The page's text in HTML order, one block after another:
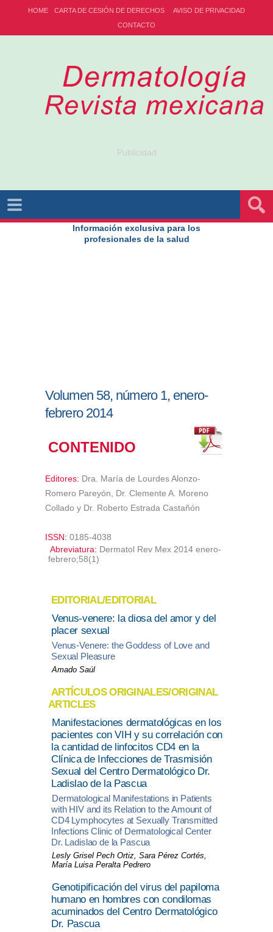
HOME CARTA DE CESIÓN DE DERECHOS
AVISO DE PRIVACIDAD
CONTACTO
Publicidad
Información exclusiva para los
profesionales de la salud
Volumen 58, número 1, enero-
febrero 2014
CONTENIDO
Editores: Dra. María de Lourdes Alonzo-
Romero Pareyón, Dr. Clemente A. Moreno
Collado y Dr. Roberto Estrada Castañón
ISSN: 0185-4038
Abreviatura: Dermatol Rev Mex 2014 enero-
febrero;58(1)
EDITORIAL/EDITORIAL
Venus-venere: la diosa del amor y del
placer sexual
Venus-Venere: the Goddess of Love and
Sexual Pleasure
Amado Saúl
ARTÍCULOS ORIGINALES/ORIGINAL
ARTICLES
Manifestaciones dermatológicas en los
pacientes con VIH y su correlación con
la cantidad de linfocitos CD4 en la
Clínica de Infecciones de Trasmisión
Sexual del Centro Dermatológico Dr.
Ladislao de la Pascua
Dermatological Manifestations in Patients
with HIV and its Relation to the Amount of
CD4 Lymphocytes at Sexually Transmitted
Infections Clinic of Dermatological Center
Dr. Ladislao de la Pascua
Lesly Grisel Pech Ortiz, Sara Pérez Cortés,
María Luisa Peralta Pedrero
Genotipificación del virus del papiloma
humano en hombres con condilomas
acuminados del Centro Dermatológico
Dr. Pascua